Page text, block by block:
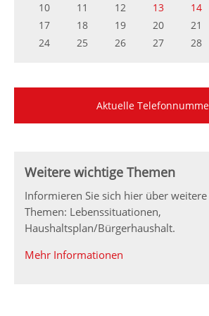
10
11 12 13 14
17
18 19 20 21
24
25 26 27 28
Aktuelle
Weitere wichtige Themen
Informieren Sie sich hier über
Themen: Lebenssituationen,
Haushaltsplan/Bürgerhaushalt.
Mehr Informationen